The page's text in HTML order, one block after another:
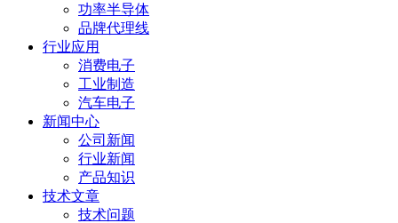
功率半导体
品牌代理线
行业应用
消费电子
工业制造
汽车电子
新闻中心
公司新闻
行业新闻
产品知识
技术文章
技术问题